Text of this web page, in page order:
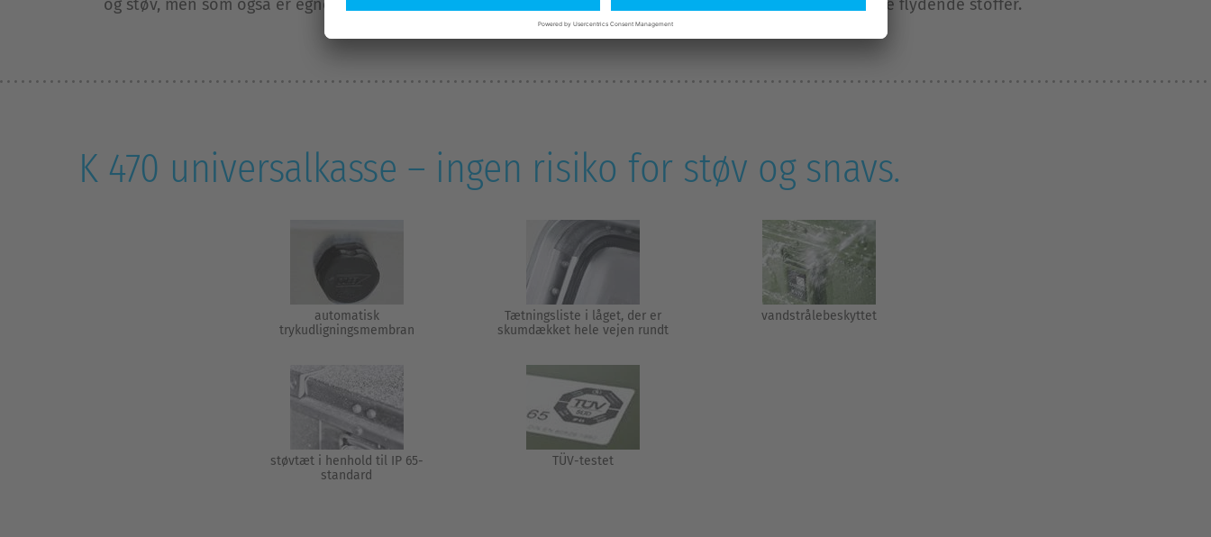
og støv, men som også er egnet til at transportere eksplosive, giftige, smittefarlige, ætsende eller flambare flydende stoffer.
K 470 universalkasse – ingen risiko for støv og snavs.
automatisk
trykudligningsmembran
Tætningsliste i låget, der er
skumdækket hele vejen rundt
vandstrålebeskyttet
støvtæt i henhold til IP 65-
standard
TÜV-testet